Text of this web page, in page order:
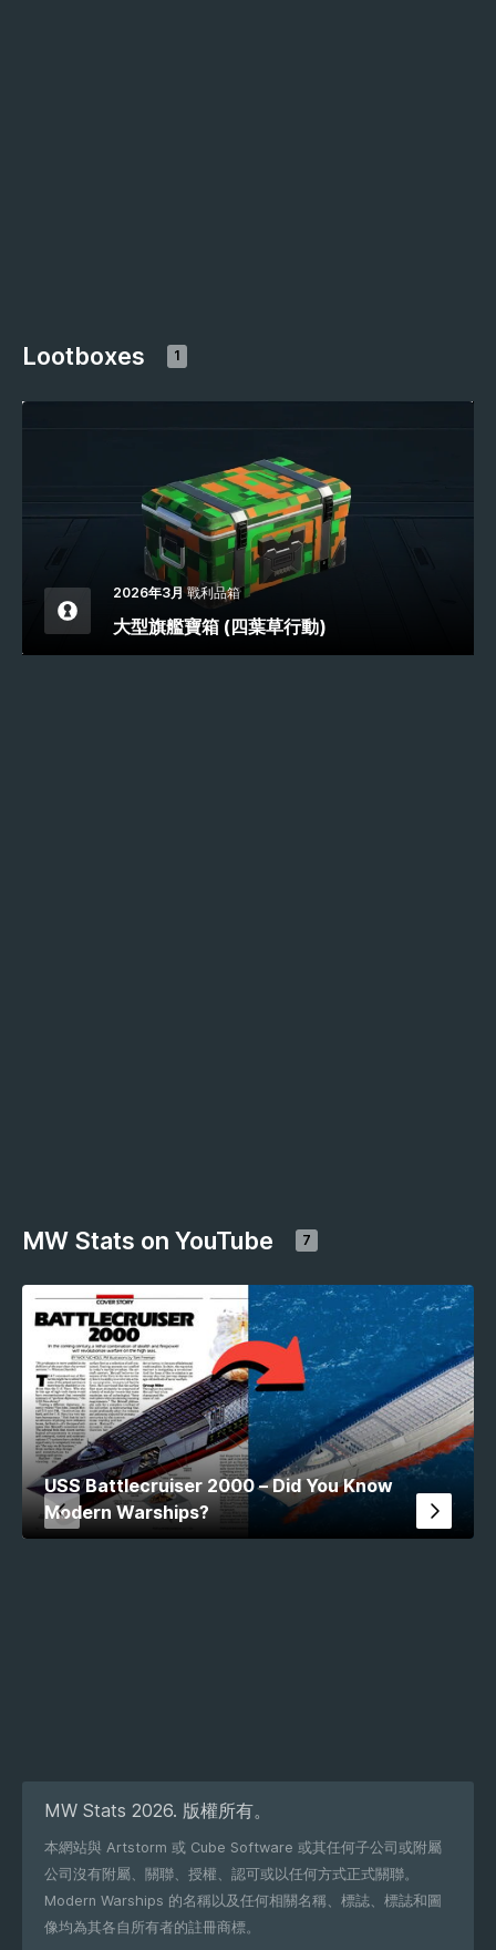
Lootboxes 1
2026年3月 戰利品箱
大型旗艦寶箱 (四葉草行動)
MW Stats on YouTube 7
USS Battlecruiser 2000 – Did You Know
Modern Warships?
MW Stats 2026. 版權所有。
本網站與 Artstorm 或 Cube Software 或其任何子公司或附屬
公司沒有附屬、關聯、授權、認可或以任何方式正式關聯。
Modern Warships 的名稱以及任何相關名稱、標誌、標誌和圖
像均為其各自所有者的註冊商標。